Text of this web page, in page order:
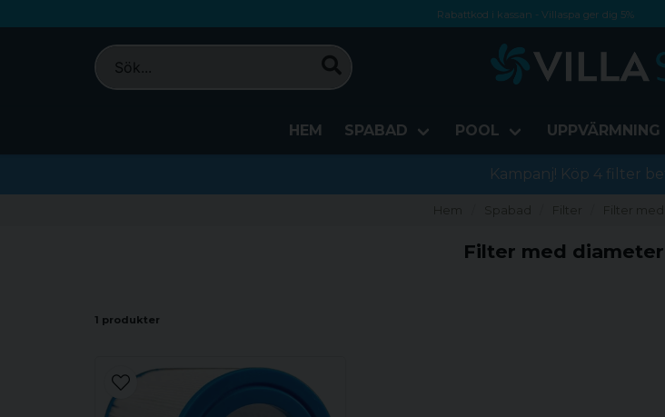
Rabattkod i kassan - Villaspa ger dig 5%
Fri frakt från 1000 kr!
Betala med Swish, faktura eller kontokort
HEM SPABAD POOL UPPVÄRMNING
Kampanj! Köp 4 filter
Hem Spabad Filter Filter
Filter med
1 produkter